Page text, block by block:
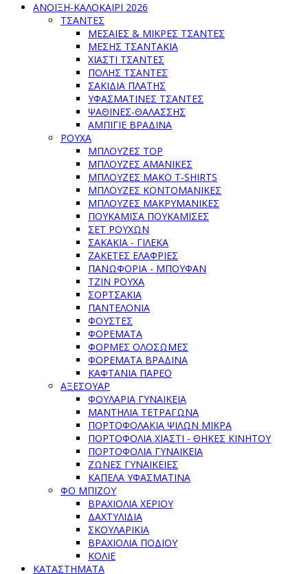
ΑΝΟΙΞΗ-ΚΑΛΟΚΑΙΡΙ 2026
ΤΣΑΝΤΕΣ
ΜΕΣΑΊΕΣ & ΜΙΚΡΈΣ ΤΣΆΝΤΕΣ
ΜΈΣΗΣ ΤΣΑΝΤΆΚΙΑ
ΧΙΑΣΤΊ ΤΣΆΝΤΕΣ
ΠΌΛΗΣ ΤΣΆΝΤΕΣ
ΣΑΚΊΔΙΑ ΠΛΆΤΗΣ
ΥΦΑΣΜΆΤΙΝΕΣ ΤΣΆΝΤΕΣ
ΨΆΘΙΝΕΣ-ΘΑΛΆΣΣΗΣ
ΑΜΠΙΓΙΈ ΒΡΑΔΙΝΆ
ΡΟΥΧΑ
ΜΠΛΟΎΖΕΣ TOP
ΜΠΛΟΎΖΕΣ ΑΜΆΝΙΚΕΣ
ΜΠΛΟΎΖΕΣ ΜΑΚΌ T-SHIRTS
ΜΠΛΟΎΖΕΣ ΚΟΝΤΟΜΆΝΙΚΕΣ
ΜΠΛΟΎΖΕΣ ΜΑΚΡΥΜΆΝΙΚΕΣ
ΠΟΥΚΆΜΙΣΑ ΠΟΥΚΑΜΊΣΕΣ
ΣΕΤ ΡΟΎΧΩΝ
ΣΑΚΆΚΙΑ - ΓΙΛΈΚΑ
ΖΑΚΈΤΕΣ ΕΛΑΦΡΙΈΣ
ΠΑΝΩΦΌΡΙΑ - ΜΠΟΥΦΆΝ
ΤΖΙΝ ΡΟΎΧΑ
ΣΟΡΤΣΆΚΙΑ
ΠΑΝΤΕΛΌΝΙΑ
ΦΟΎΣΤΕΣ
ΦΟΡΈΜΑΤΑ
ΦΌΡΜΕΣ ΟΛΌΣΩΜΕΣ
ΦΟΡΈΜΑΤΑ ΒΡΑΔΙΝΆ
ΚΑΦΤΆΝΙΑ ΠΑΡΕΌ
ΑΞΕΣΟΥΑΡ
ΦΟΥΛΆΡΙΑ ΓΥΝΑΙΚΕΊΑ
ΜΑΝΤΉΛΙΑ ΤΕΤΡΆΓΩΝΑ
ΠΟΡΤΟΦΟΛΆΚΙΑ ΨΙΛΏΝ ΜΙΚΡΆ
ΠΟΡΤΟΦΌΛΙΑ ΧΙΑΣΤΊ - ΘΉΚΕΣ ΚΙΝΗΤΟΎ
ΠΟΡΤΟΦΌΛΙΑ ΓΥΝΑΙΚΕΊΑ
ΖΏΝΕΣ ΓΥΝΑΙΚΕΊΕΣ
ΚΑΠΈΛΑ ΥΦΑΣΜΆΤΙΝΑ
ΦΟ ΜΠΙΖΟΥ
ΒΡΑΧΙΌΛΙΑ ΧΕΡΙΟΎ
ΔΑΧΤΥΛΊΔΙΑ
ΣΚΟΥΛΑΡΊΚΙΑ
ΒΡΑΧΙΌΛΙΑ ΠΟΔΙΟΎ
ΚΟΛΙΈ
ΚΑΤΑΣΤΉΜΑΤΑ